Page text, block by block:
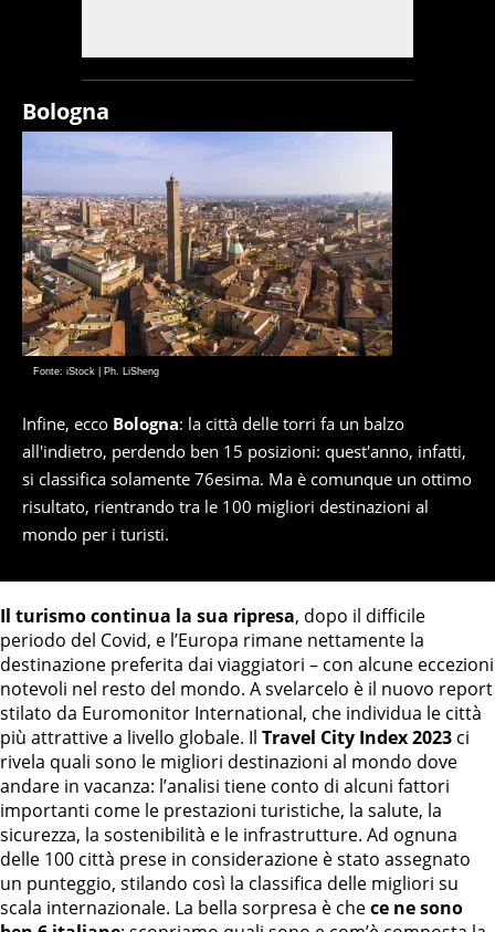
Bologna
Fonte: iStock | Ph. LiSheng
Infine, ecco Bologna: la città delle torri fa un balzo
all'indietro, perdendo ben 15 posizioni: quest'anno, infatti,
si classifica solamente 76esima. Ma è comunque un ottimo
risultato, rientrando tra le 100 migliori destinazioni al
mondo per i turisti.
Il turismo continua la sua ripresa, dopo il difficile
periodo del Covid, e l’Europa rimane nettamente la
destinazione preferita dai viaggiatori – con alcune eccezioni
notevoli nel resto del mondo. A svelarcelo è il nuovo report
stilato da Euromonitor International, che individua le città
più attrattive a livello globale. Il Travel City Index 2023 ci
rivela quali sono le migliori destinazioni al mondo dove
andare in vacanza: l’analisi tiene conto di alcuni fattori
importanti come le prestazioni turistiche, la salute, la
sicurezza, la sostenibilità e le infrastrutture. Ad ognuna
delle 100 città prese in considerazione è stato assegnato
un punteggio, stilando così la classifica delle migliori su
scala internazionale. La bella sorpresa è chece ne sono